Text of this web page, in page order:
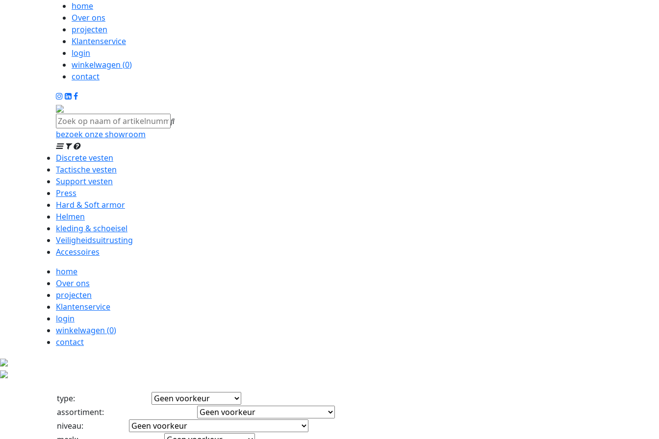
home
Over ons
projecten
Klantenservice
login
winkelwagen (0)
contact
bezoek onze showroom
Discrete vesten
Tactische vesten
Support vesten
Press
Hard & Soft armor
Helmen
kleding & schoeisel
Veiligheidsuitrusting
Accessoires
home
Over ons
projecten
Klantenservice
login
winkelwagen (0)
contact
type:
assortiment:
niveau: